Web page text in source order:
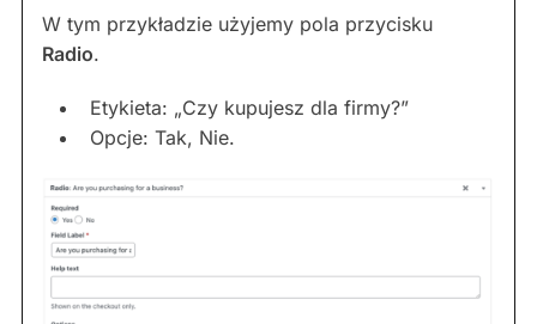
W tym przykładzie użyjemy pola przycisku
Radio.
Etykieta: „Czy kupujesz dla firmy?”
Opcje: Tak, Nie.